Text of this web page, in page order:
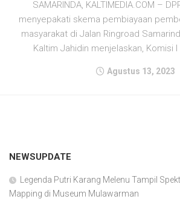
SAMARINDA, KALTIMEDIA.COM –
menyepakati skema pembiayaan
masyarakat di Jalan Ringroad
Kaltim Jahidin menjelaskan, Komisi I
Agustus 13, 2023
NEWSUPDATE
Legenda Putri Karang Melenu Tampil
Mapping di Museum Mulawarman